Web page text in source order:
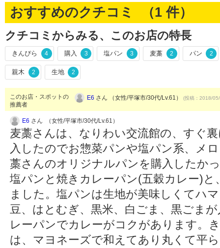
おすすめのクチコミ （1 件）
クチコミからみる、このお店の特長
きんぴら 4 購入 3 塩パン 3 麦藁 2 パン 2
親木 2 生地 2
このお店・スポットの
推薦者
E6 さん （女性/平塚市/30代/Lv.61） (投稿：2018/
E6 さん （女性/平塚市/30代/Lv.61）
麦藁さんは、なりわい交流館の、すぐ
入したのでお惣菜パンや塩パン系、メ
藁さんのオリジナルパンを購入したか
塩パンと焼きカレーパン(五穀カレー)
ました。塩パンは生地が美味しくてハ
豆、はとむぎ、黒米、白ごま、黒ごま
レーパンでカレーがコクがあります。
は、マヨネーズで和えてあり丸くて平